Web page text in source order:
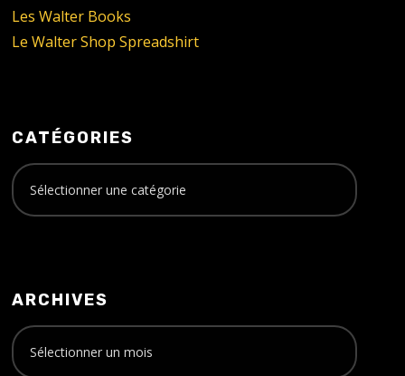
Les Walter Books
Le Walter Shop Spreadshirt
CATÉGORIES
ARCHIVES